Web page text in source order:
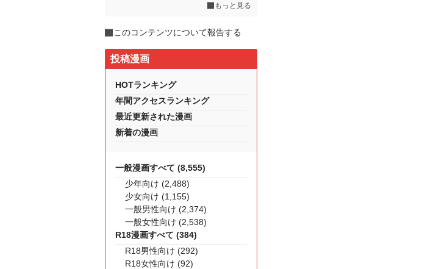
もっと見る
このコンテンツについて報告する
投稿漫画
HOTランキング
年間アクセスランキング
最近更新された漫画
新着の漫画
一般漫画すべて (8,555)
少年向け (2,488)
少女向け (1,155)
一般男性向け (2,374)
一般女性向け (2,538)
R18漫画すべて (384)
R18男性向け (292)
R18女性向け (92)